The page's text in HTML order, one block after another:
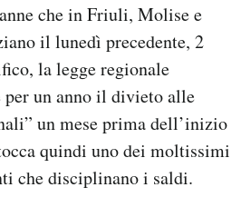
che in Friuli, Molise e
il lunedì precedente, 2
la legge regionale
per un anno il divieto alle
un mese prima dell’inizio
quindi uno dei moltissimi
che disciplinano i saldi.